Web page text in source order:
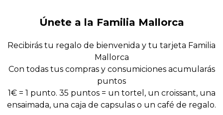
Únete a la Familia Mallorca
Recibirás tu regalo de bienvenida y tu tarjeta Familia
Mallorca
Con todas tus compras y consumiciones acumularás
puntos
1€ = 1 punto. 35 puntos = un tortel, un croissant, una
ensaimada, una caja de capsulas o un café de regalo.